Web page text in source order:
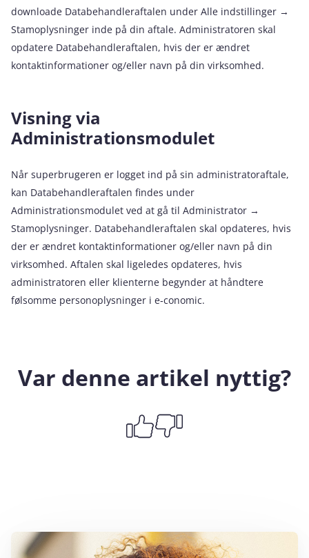
downloade Databehandleraftalen under Alle indstillinger →
Stamoplysninger inde på din aftale. Administratoren skal
opdatere Databehandleraftalen, hvis der er ændret
kontaktinformationer og/eller navn på din virksomhed.
Visning via
Administrationsmodulet
Når superbrugeren er logget ind på sin administratoraftale,
kan Databehandleraftalen findes under
Administrationsmodulet ved at gå til Administrator →
Stamoplysninger. Databehandleraftalen skal opdateres, hvis
der er ændret kontaktinformationer og/eller navn på din
virksomhed. Aftalen skal ligeledes opdateres, hvis
administratoren eller klienterne begynder at håndtere
følsomme personoplysninger i e‑conomic.
Var denne artikel nyttig?